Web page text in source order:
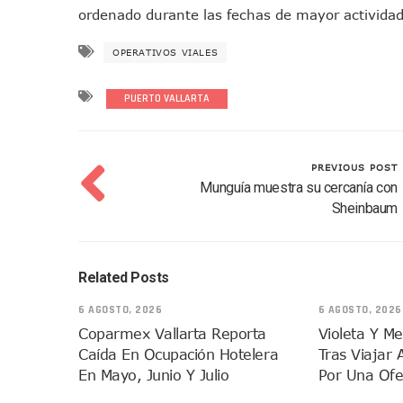
Vecinos De La Playita
Bruno Blancas Convoca A
CUCosta E IMSS Nayarit
Videos De Presunto
“El Mayo” Zambada Es
Orgullo Vallartense: Zhoemí
Brigada Forense Brindará
ordenado durante las fechas de mayor
OPERATIVOS VIALES
PUERTO VALLARTA
PREVIOUS POST
Munguía muestra su cercanía con
Sheinbaum
Related Posts
6 AGOSTO, 2026
Coparmex Vallarta Reporta
Caída En Ocupación Hotelera
En Mayo, Junio Y Julio
6 AGOSTO, 2026
Violeta Y
Tras Viajar
Por Una